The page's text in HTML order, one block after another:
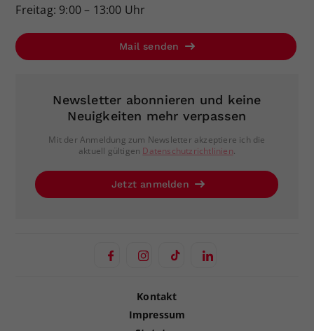
Freitag: 9:00 – 13:00 Uhr
Mail senden
Newsletter abonnieren und keine
Neuigkeiten mehr verpassen
Mit der Anmeldung zum Newsletter akzeptiere ich die
aktuell gültigen Datenschutzrichtlinien.
Jetzt anmelden
Kontakt
Impressum